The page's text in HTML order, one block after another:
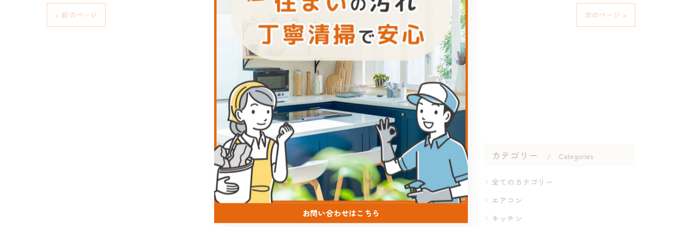
< 前のページ 一覧に戻る 次のページ >
関連タグ
#ハウスクリーニング #油汚れ #熊本
カテゴリー Categories
全てのカテゴリー
エアコン
キッチン
お問い合わせはこちら